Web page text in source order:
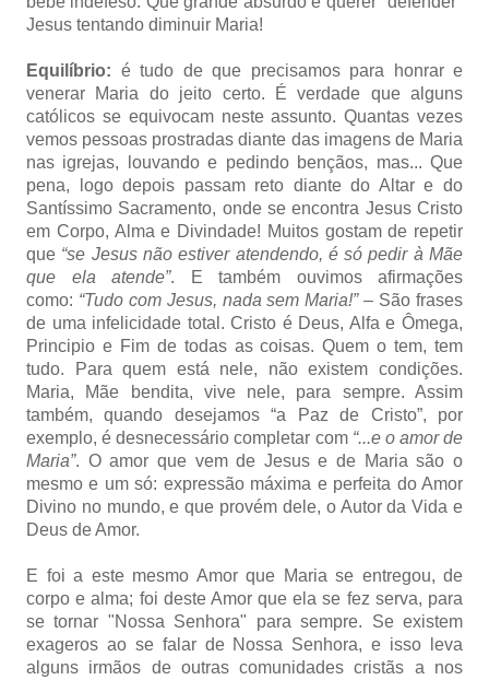
Jesus tentando diminuir Maria!
Equilíbrio: é tudo de que precisamos para honrar e
venerar Maria do jeito certo. É verdade que alguns
católicos se equivocam neste assunto. Quantas vezes
vemos pessoas prostradas diante das imagens de Maria
nas igrejas, louvando e pedindo bençãos, mas... Que
pena, logo depois passam reto diante do Altar e do
Santíssimo Sacramento, onde se encontra Jesus Cristo
em Corpo, Alma e Divindade! Muitos gostam de repetir
que “se Jesus não estiver atendendo, é só pedir à Mãe
que ela atende”. E também ouvimos afirmações
como: “Tudo com Jesus, nada sem Maria!”– São frases
de uma infelicidade total. Cristo é Deus, Alfa e Ômega,
Principio e Fim de todas as coisas. Quem o tem, tem
tudo. Para quem está nele, não existem condições.
Maria, Mãe bendita, vive nele, para sempre. Assim
também, quando desejamos “a Paz de Cristo”, por
exemplo, é desnecessário completar com “...e o amor de
Maria”. O amor que vem de Jesus e de Maria são o
mesmo e um só: expressão máxima e perfeita do Amor
Divino no mundo, e que provém dele, o Autor da Vida e
Deus de Amor.
E foi a este mesmo Amor que Maria se entregou, de
corpo e alma; foi deste Amor que ela se fez serva, para
se tornar "Nossa Senhora" para sempre. Se existem
exageros ao se falar de Nossa Senhora, e isso leva
alguns irmãos de outras comunidades cristãs a nos